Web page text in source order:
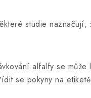
studie naznačují,
alfalfy se může
se pokyny na